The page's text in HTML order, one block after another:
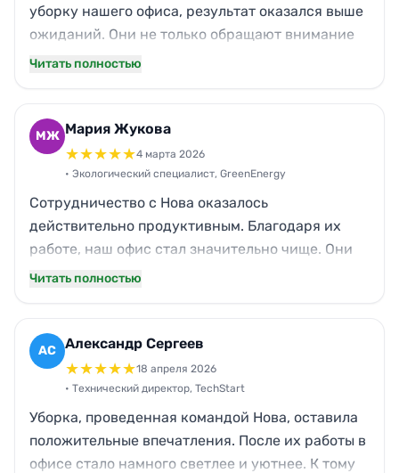
уборку нашего офиса, результат оказался выше
ожиданий. Они не только обращают внимание
на видимые участки, но и заботятся о местах,
клавиатур и телефонов.
Читать полностью
МЖ Мария Жукова
★★★★★4 марта 2026
• Экологический специалист, GreenEnergy
Сотрудничество с Нова оказалось
действительно продуктивным. Благодаря их
работе, наш офис стал значительно чище. Они
пунктуально приезжают, выполняют свою
чистые средства для уборки, что важно для
нашей компании.
Читать полностью
АС Александр Сергеев
★★★★★18 апреля 2026
• Технический директор, TechStart
Уборка, проведенная командой Нова, оставила
положительные впечатления. После их работы в
офисе стало намного светлее и уютнее. К тому